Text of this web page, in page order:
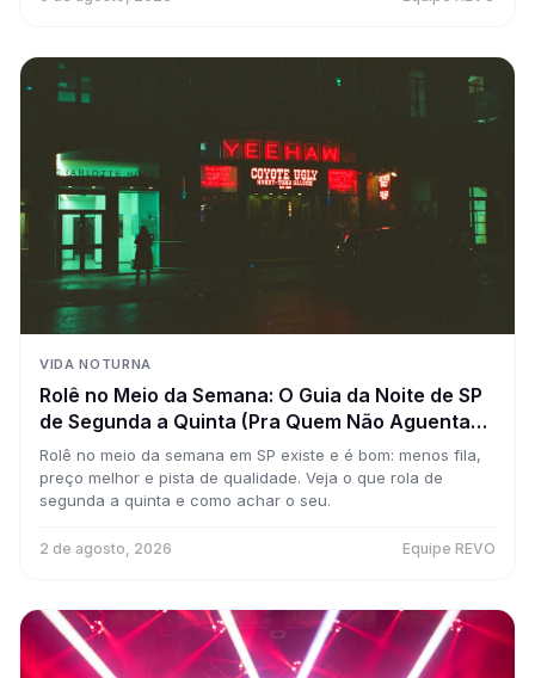
VIDA NOTURNA
Rolê no Meio da Semana: O Guia da Noite de SP
de Segunda a Quinta (Pra Quem Não Aguenta
Esperar o Sábado)
Rolê no meio da semana em SP existe e é bom: menos fila,
preço melhor e pista de qualidade. Veja o que rola de
segunda a quinta e como achar o seu.
2 de agosto, 2026 Equipe REVO